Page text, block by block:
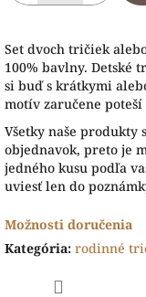
Set dvoch tričiek
100% bavlny. Detské
si buď s krátkymi
motív zaručene
Všetky naše produkty
objednavok, preto je
jedného kusu podľa
uviesť len do
Možnosti doručenia
Kategória: rodinné